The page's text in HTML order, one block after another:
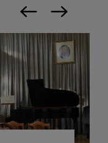
Poprzedni slajd
Następny